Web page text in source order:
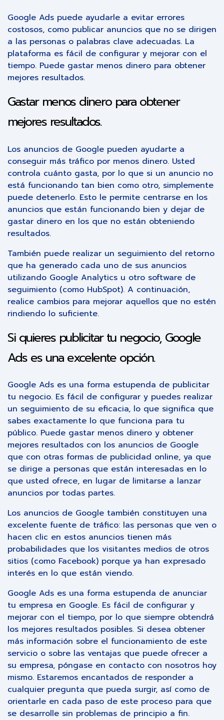
Google Ads puede ayudarle a evitar errores
costosos, como publicar anuncios que no se dirigen
a las personas o palabras clave adecuadas. La
plataforma es fácil de configurar y mejorar con el
tiempo. Puede gastar menos dinero para obtener
mejores resultados.
Gastar menos dinero para obtener
mejores resultados.
Los anuncios de Google pueden ayudarte a
conseguir más tráfico por menos dinero. Usted
controla cuánto gasta, por lo que si un anuncio no
está funcionando tan bien como otro, simplemente
puede detenerlo. Esto le permite centrarse en los
anuncios que están funcionando bien y dejar de
gastar dinero en los que no están obteniendo
resultados.
También puede realizar un seguimiento del retorno
que ha generado cada uno de sus anuncios
utilizando Google Analytics u otro software de
seguimiento (como HubSpot). A continuación,
realice cambios para mejorar aquellos que no estén
rindiendo lo suficiente.
Si quieres publicitar tu negocio, Google
Ads es una excelente opción.
Google Ads es una forma estupenda de publicitar
tu negocio. Es fácil de configurar y puedes realizar
un seguimiento de su eficacia, lo que significa que
sabes exactamente lo que funciona para tu
público. Puede gastar menos dinero y obtener
mejores resultados con los anuncios de Google
que con otras formas de publicidad online, ya que
se dirige a personas que están interesadas en lo
que usted ofrece, en lugar de limitarse a lanzar
anuncios por todas partes.
Los anuncios de Google también constituyen una
excelente fuente de tráfico: las personas que ven o
hacen clic en estos anuncios tienen más
probabilidades que los visitantes medios de otros
sitios (como Facebook) porque ya han expresado
interés en lo que están viendo.
Google Ads es una forma estupenda de anunciar
tu empresa en Google. Es fácil de configurar y
mejorar con el tiempo, por lo que siempre obtendrá
los mejores resultados posibles. Si desea obtener
más información sobre el funcionamiento de este
servicio o sobre las ventajas que puede ofrecer a
su empresa, póngase en contacto con nosotros hoy
mismo. Estaremos encantados de responder a
cualquier pregunta que pueda surgir, así como de
orientarle en cada paso de este proceso para que
se desarrolle sin problemas de principio a fin.